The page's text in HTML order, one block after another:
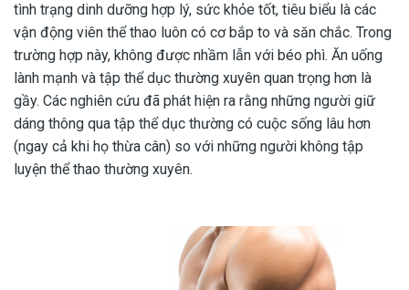
tình trạng dinh dưỡng hợp lý, sức khỏe tốt, tiêu biểu là các
vận động viên thể thao luôn có cơ bắp to và săn chắc. Trong
trường hợp này, không được nhầm lẫn với béo phì. Ăn uống
lành mạnh và tập thể dục thường xuyên quan trọng hơn là
gầy. Các nghiên cứu đã phát hiện ra rằng những người giữ
dáng thông qua tập thể dục thường có cuộc sống lâu hơn
(ngay cả khi họ thừa cân) so với những người không tập
luyện thể thao thường xuyên.